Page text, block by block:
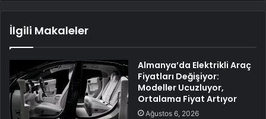
İlgili Makaleler
Almanya’da Elektrikli Araç
Fiyatları Değişiyor:
Modeller Ucuzluyor,
Ortalama Fiyat Artıyor
Ağustos 6, 2026